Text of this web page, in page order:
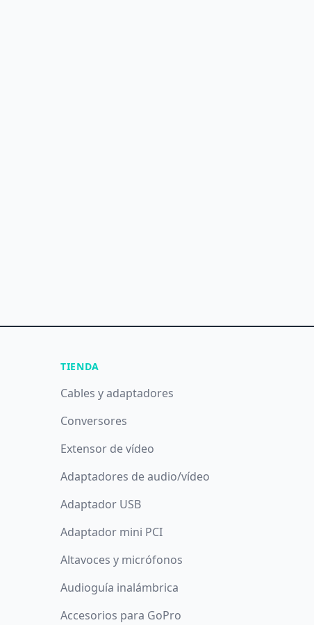
TIENDA
Cables y adaptadores
Conversores
Extensor de vídeo
Adaptadores de audio/vídeo
Adaptador USB
Adaptador mini PCI
Altavoces y micrófonos
Audioguía inalámbrica
Accesorios para GoPro